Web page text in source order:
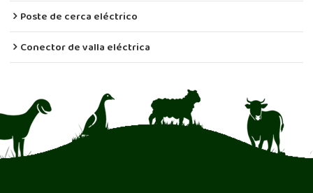
Poste de cerca eléctrico
Conector de valla eléctrica